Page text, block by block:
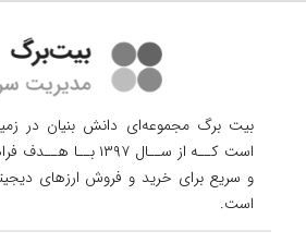
بیت برگ مجموعه‌ای دانش بنیان در
است کــه از ســال ۱۳۹۷ بــا هــدف فراهم آوردن
و سریع برای خرید و فروش ارزهای
است.